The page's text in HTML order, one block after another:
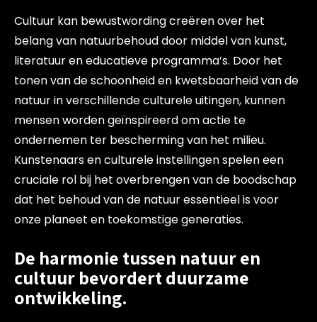
Cultuur kan bewustwording creëren over het
belang van natuurbehoud door middel van kunst,
literatuur en educatieve programma’s. Door het
tonen van de schoonheid en kwetsbaarheid van de
natuur in verschillende culturele uitingen, kunnen
mensen worden geïnspireerd om actie te
ondernemen ter bescherming van het milieu.
Kunstenaars en culturele instellingen spelen een
cruciale rol bij het overbrengen van de boodschap
dat het behoud van de natuur essentieel is voor
onze planeet en toekomstige generaties.
De harmonie tussen natuur en
cultuur bevordert duurzame
ontwikkeling.